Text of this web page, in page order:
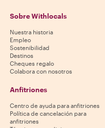
Sobre Withlocals
Nuestra historia
Empleo
Sostenibilidad
Destinos
Cheques regalo
Colabora con nosotros
Anfitriones
Centro de ayuda para anfitriones
Política de cancelación para
anfitriones